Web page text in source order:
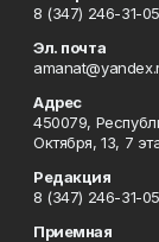
8 (347) 246-31-05
Эл. почта
Адрес
450079,
Октября, 13, 7
Редакция
8 (347) 246-31-05
Приемная